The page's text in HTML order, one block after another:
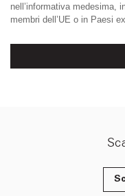
nell’informativa medesima,
membri dell’UE o in Paesi